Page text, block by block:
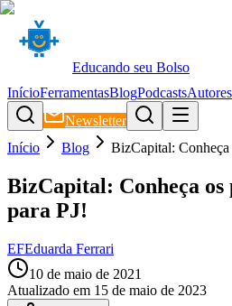
Educando seu Bolso
InícioFerramentasBlogPodcastsAutores
Newsletter
Início
Blog BizCapital:
BizCapital: Conheça os
para PJ!
EFEduarda Ferrari
10 de maio de 2021
Atualizado em 15 de maio de 2023